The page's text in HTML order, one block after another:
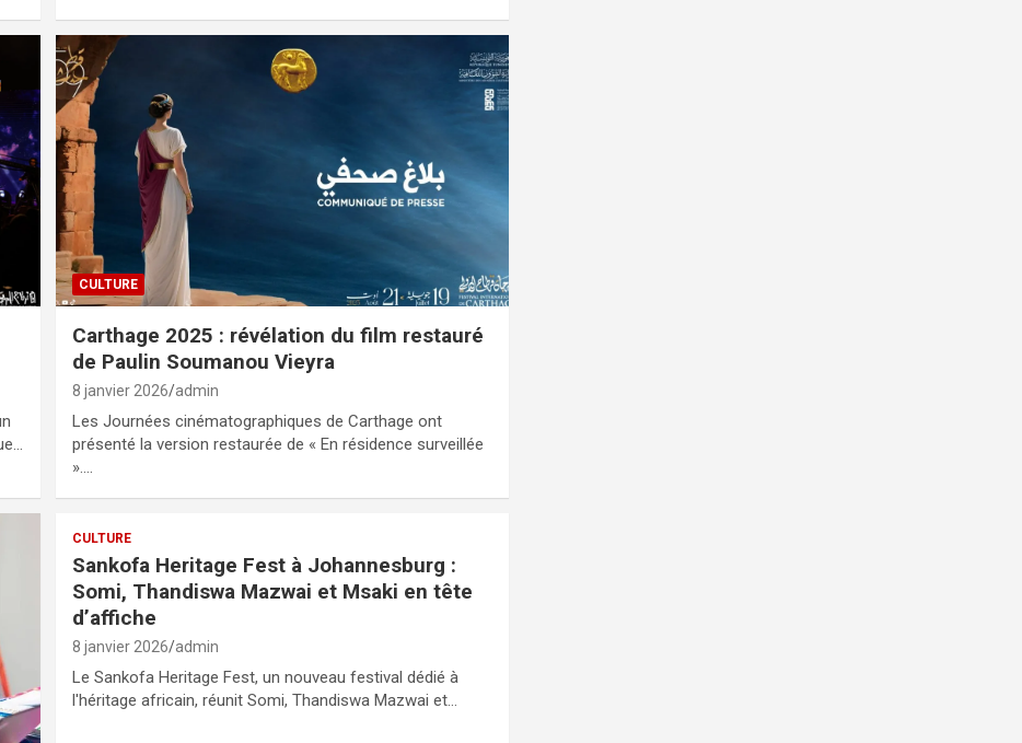
CULTURE
Carthage 2025 : révélation du film restauré
de Paulin Soumanou Vieyra
8 janvier 2026 admin
Les Journées cinématographiques de Carthage ont
présenté la version restaurée de « En résidence surveillée
».…
CULTURE
Sankofa Heritage Fest à Johannesburg :
Somi, Thandiswa Mazwai et Msaki en tête
d’affiche
8 janvier 2026 admin
Le Sankofa Heritage Fest, un nouveau festival dédié à
l'héritage africain, réunit Somi, Thandiswa Mazwai et…